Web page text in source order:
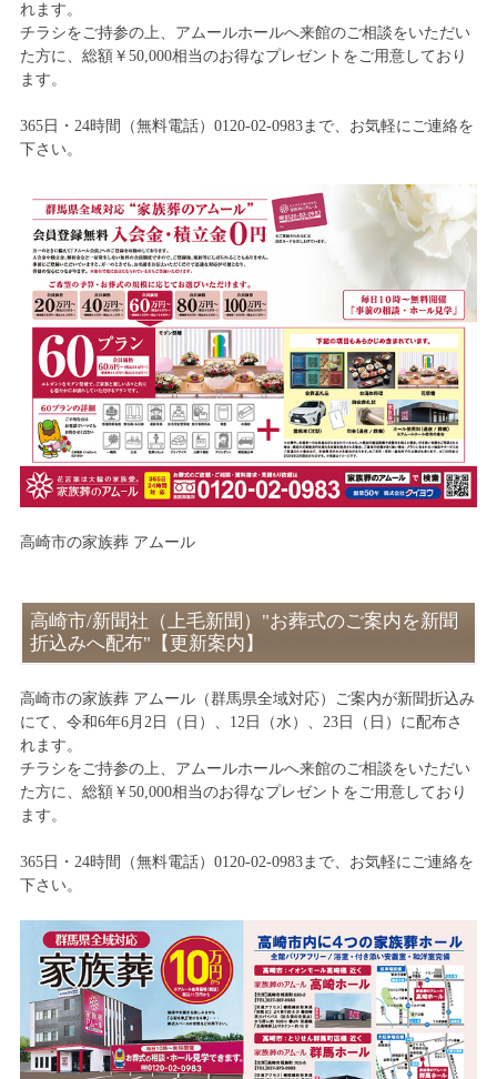
れます。
チラシをご持参の上、アムールホールへ来館のご相談をいただい
た方に、総額￥50,000相当のお得なプレゼントをご用意しており
ます。
365日・24時間（無料電話）0120-02-0983まで、お気軽にご連絡を
下さい。
高崎市の家族葬 アムール
高崎市/新聞社（上毛新聞）"お葬式のご案内を新聞
折込みへ配布"【更新案内】
高崎市の家族葬 アムール（群馬県全域対応）ご案内が新聞折込み
にて、令和6年6月2日（日）、12日（水）、23日（日）に配布さ
れます。
チラシをご持参の上、アムールホールへ来館のご相談をいただい
た方に、総額￥50,000相当のお得なプレゼントをご用意しており
ます。
365日・24時間（無料電話）0120-02-0983まで、お気軽にご連絡を
下さい。